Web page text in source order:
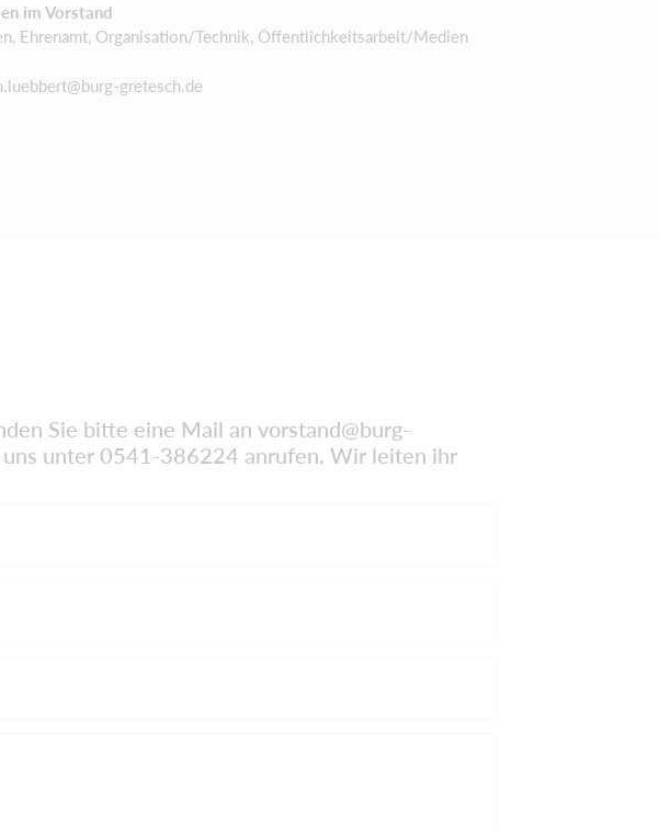
im Vorstand
Ehrenamt, Organisation/Technik, Öffentlichkeitsarbeit/Medien
gretesch.de
Sie bitte eine Mail an vorstand@burg-
uns unter 0541-386224 anrufen. Wir leiten ihr